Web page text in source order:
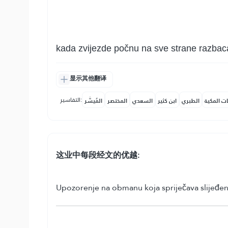
kada zvijezde počnu na sve strane
显示其他翻译
التفاسير: المُيسَّر المختصر السعدي ابن كثير الطبري المكية
这业中每段经文的优越:
Upozorenje na obmanu koja spriječava